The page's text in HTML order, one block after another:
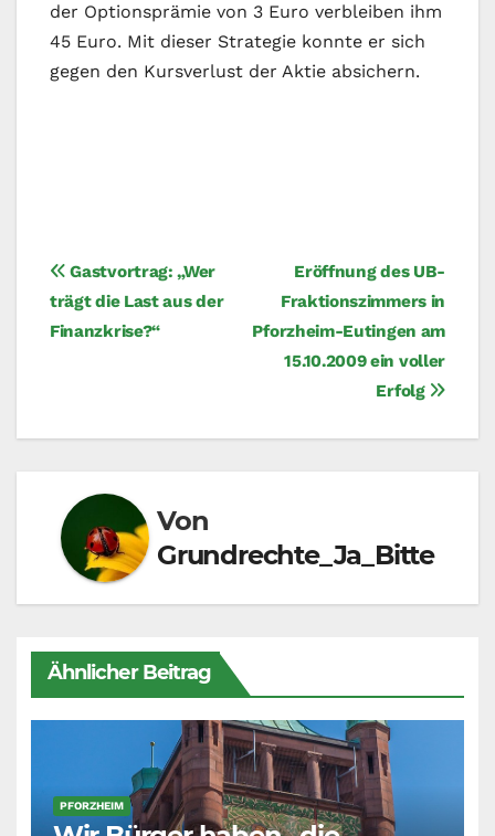
der Optionsprämie von 3 Euro verbleiben ihm
45 Euro. Mit dieser Strategie konnte er sich
gegen den Kursverlust der Aktie absichern.
BeitragsnavigationEröffnung des UB-
Fraktionszimmers in
Pforzheim-Eutingen am
15.10.2009 ein voller
Erfolg
Gastvortrag: „Wer
trägt die Last aus der
Finanzkrise?“
Von
Grundrechte_Ja_Bitte
Ähnlicher Beitrag
PFORZHEIM